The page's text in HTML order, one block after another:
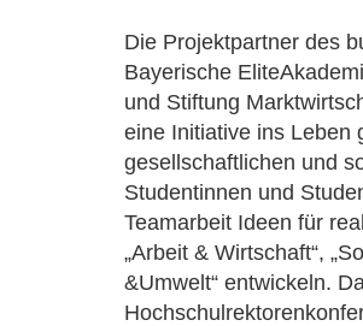
Die Projektpartner des
Bayerische
und Stiftung
eine Initiative ins Leben
gesellschaftlichen und
Studentinnen und
Teamarbeit Ideen für
„Arbeit & Wirtschaft“,
&Umwelt“ entwickeln.